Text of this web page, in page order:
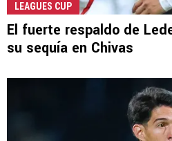
LEAGUES CUP
El fuerte respaldo de
su sequía en Chivas